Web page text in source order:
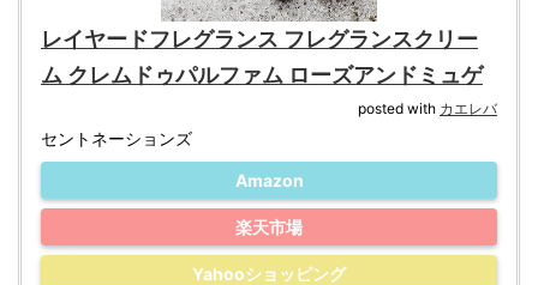
レイヤードフレグランス フレグランスクリー
ム クレムドゥパルファム ローズアンドミュゲ
posted with カエレバ
セントネーションズ
Amazon
楽天市場
Yahooショッピング